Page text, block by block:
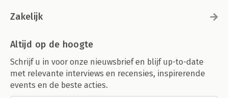
Zakelijk
Altijd op de hoogte
Schrijf u in voor onze nieuwsbrief en blijf up-to-date
met relevante interviews en recensies, inspirerende
events en de beste acties.